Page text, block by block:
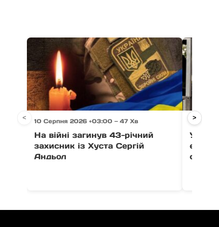
10 Серпня 2026 +03:00 — 47 Хв
На війні загинув 43-річний
захисник із Хуста Сергій
Андьол
10
У
< >